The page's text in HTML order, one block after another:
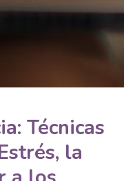
Técnicas
la